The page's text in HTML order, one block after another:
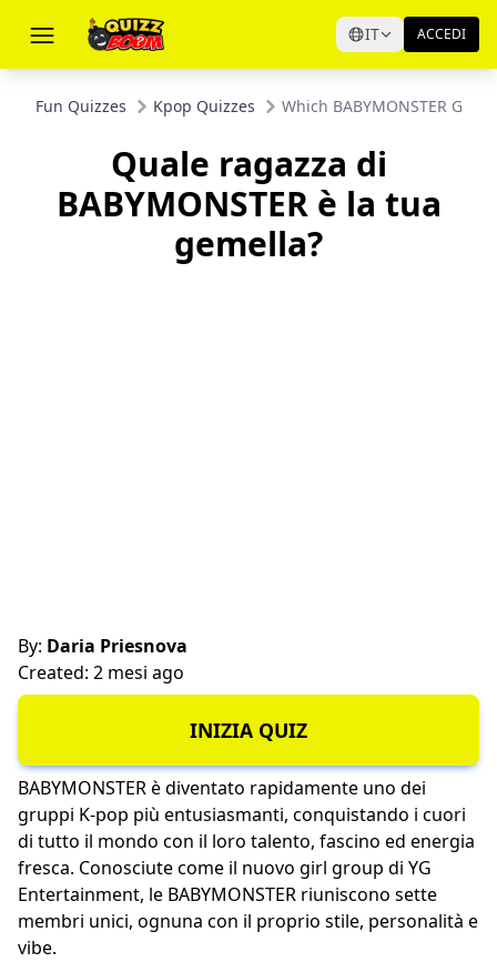
IT ACCEDI
Fun Quizzes Kpop Quizzes Which BABYMONSTER Girl
Quale ragazza di
BABYMONSTER è la tua
gemella?
By: Daria Priesnova
Created: 2 mesi ago
INIZIA QUIZ
BABYMONSTER è diventato rapidamente uno dei
gruppi K-pop più entusiasmanti, conquistando i cuori
di tutto il mondo con il loro talento, fascino ed energia
fresca. Conosciute come il nuovo girl group di YG
Entertainment, le BABYMONSTER riuniscono sette
membri unici, ognuna con il proprio stile, personalità e
vibe.